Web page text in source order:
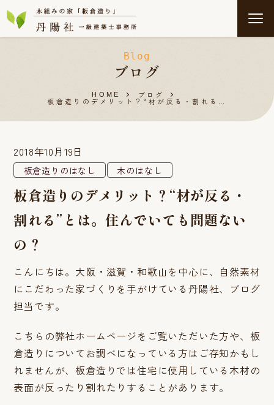
Blog
ブログ
HOME ブログ
板倉造りのデメリット？“材が反る・割れる…
2018年10月19日
板倉造りのはなし 木のはなし
板倉造りのデメリット？“材が反る・
割れる”とは。住んでいても問題ない
の？
こんにちは。大阪・滋賀・和歌山を中心に、自然素材
にこだわった家づくりを手がけている丹陽社、ブログ
担当です。
こちらの弊社ホームページをご覧いただいた方や、板
倉造りについてお調べになっている方はご存知かもし
れませんが、板倉造りでは住宅に使用している木材の
表面が反ったり割れたりすることがあります。